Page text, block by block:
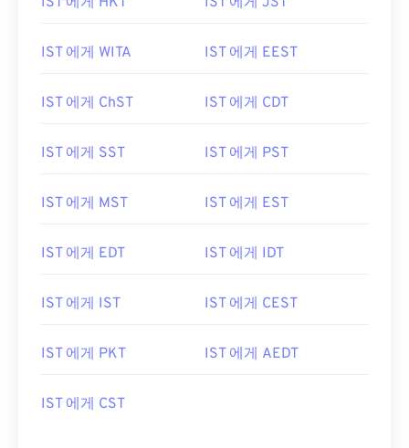
IST 에게 WITA IST 에게 EEST
IST 에게 ChST IST 에게 CDT
IST 에게 SST IST 에게 PST
IST 에게 MST IST 에게 EST
IST 에게 EDT IST 에게 IDT
IST 에게 IST IST 에게 CEST
IST 에게 PKT IST 에게 AEDT
IST 에게 CST